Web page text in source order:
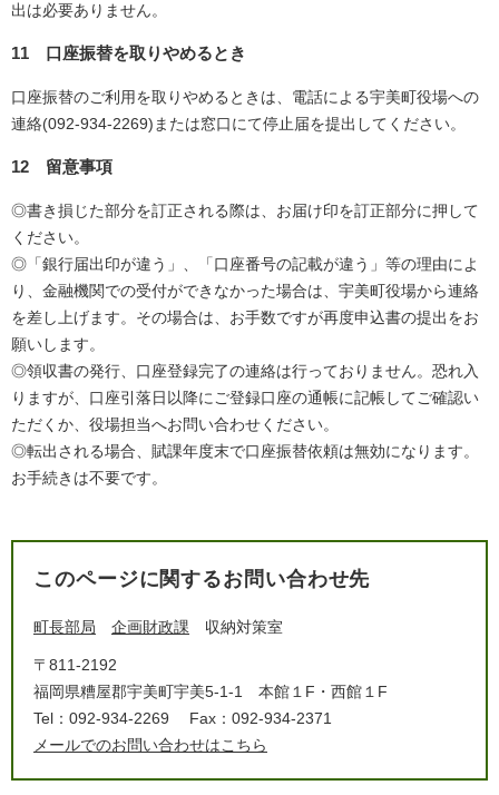
出は必要ありません。
11 口座振替を取りやめるとき
口座振替のご利用を取りやめるときは、電話による宇美町役場への
連絡(092-934-2269)または窓口にて停止届を提出してください。
12 留意事項
◎書き損じた部分を訂正される際は、お届け印を訂正部分に押して
ください。
◎「銀行届出印が違う」、「口座番号の記載が違う」等の理由によ
り、金融機関での受付ができなかった場合は、宇美町役場から連絡
を差し上げます。その場合は、お手数ですが再度申込書の提出をお
願いします。
◎領収書の発行、口座登録完了の連絡は行っておりません。恐れ入
りますが、口座引落日以降にご登録口座の通帳に記帳してご確認い
ただくか、役場担当へお問い合わせください。
◎転出される場合、賦課年度末で口座振替依頼は無効になります。
お手続きは不要です。
このページに関するお問い合わせ先
町長部局 企画財政課 収納対策室
〒811-2192
福岡県糟屋郡宇美町宇美5-1-1 本館１F・西館１F
Tel：092-934-2269
Fax：092-934-2371
メールでのお問い合わせはこちら